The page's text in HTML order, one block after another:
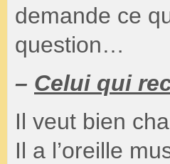
demande ce
question…
– Celui qui
Il veut bien
Il a l’oreille